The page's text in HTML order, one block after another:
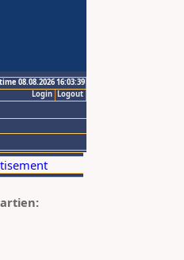
08.08.2026 16:03:39
Logout
Login